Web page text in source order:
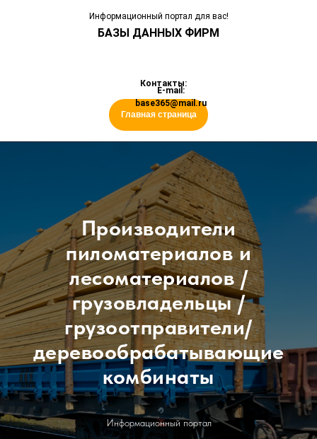
Информационный портал для вас!
БАЗЫ ДАННЫХ ФИРМ
Главная страница
Контакты:
E-mail:
base365@mail.ru
Производители
пиломатериалов и
лесоматериалов /
грузовладельцы /
грузоотправители/
деревообрабатывающие
комбинаты
Информационный портал